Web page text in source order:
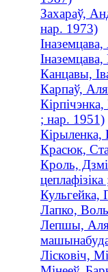
Захараў,
нар. 1973)
Канцавы,
Карпаў,
; нар. 1951)
Кірыленка,
Красюк,
Кроль,
Кульгейка,
Лапко,
Лепшы,
Лісковіч,